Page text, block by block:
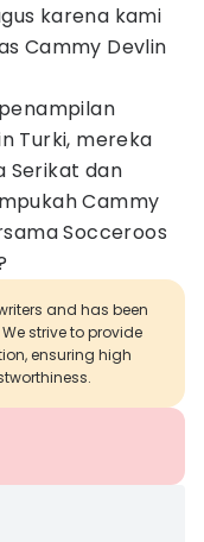
karena kami
Cammy Devlin
Turki, mereka
Serikat dan
Cammy
Socceroos
and has been
strive to provide
ensuring high